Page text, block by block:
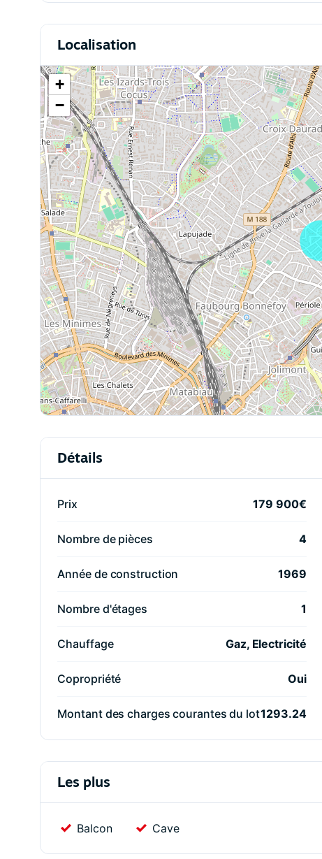
Localisation
+
−
Détails
Prix 179 900€
Nombre de pièces 4
Année de construction 1969
Nombre d'étages 1
Chauffage Gaz, Electricité
Copropriété Oui
Montant des charges courantes du lot1293.24
Les plus
Balcon Cave